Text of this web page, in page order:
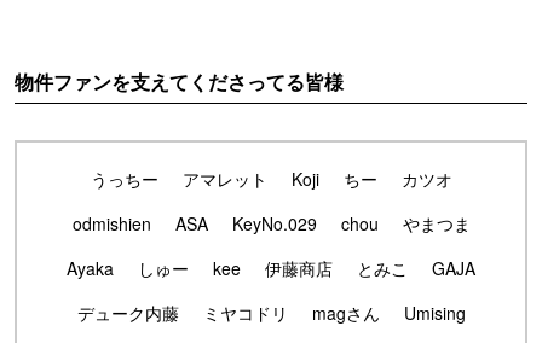
物件ファンを支えてくださってる皆様
うっちー アマレット Koji ちー
カツオ
odmishien
ASA KeyNo.029 chou
やまつま
Ayaka
しゅー kee 伊藤商店 とみこ
GAJA
デューク内藤
ミヤコドリ magさん
Umising